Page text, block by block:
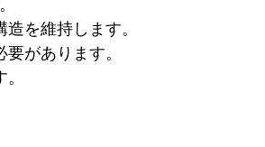
を維持します。
があります。